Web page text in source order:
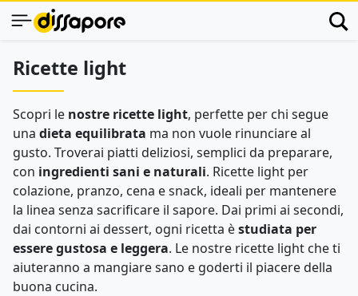
Ricette light
Scopri le nostre ricette light, perfette per chi segue
una dieta equilibrata ma non vuole rinunciare al
gusto. Troverai piatti deliziosi, semplici da preparare,
con ingredienti sani e naturali. Ricette light per
colazione, pranzo, cena e snack, ideali per mantenere
la linea senza sacrificare il sapore. Dai primi ai secondi,
dai contorni ai dessert, ogni ricetta èstudiata per
essere gustosa e leggera. Le nostre ricette light che ti
aiuteranno a mangiare sano e goderti il piacere della
buona cucina.